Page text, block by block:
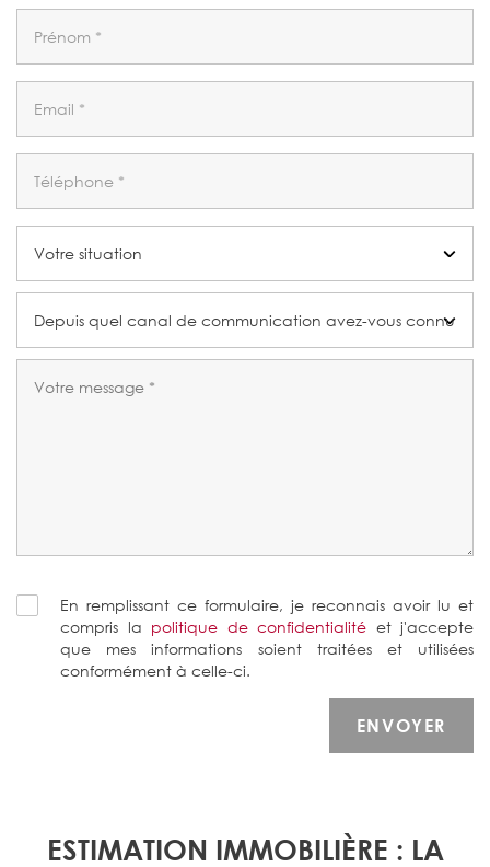
En remplissant ce formulaire, je reconnais avoir lu et
compris la politique de confidentialité et j'accepte
que mes informations soient traitées et utilisées
conformément à celle-ci.
ESTIMATION IMMOBILIÈRE : LA